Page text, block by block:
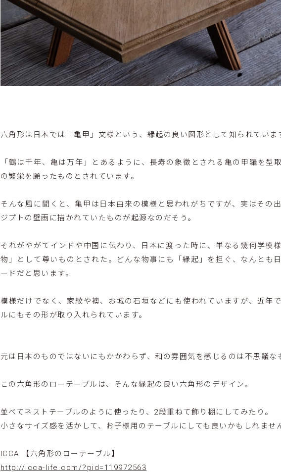
六角形は日本では「亀甲」文様という、縁起の良い図形として知られていま
「鶴は千年、亀は万年」とあるように、長寿の象徴とされる亀の甲羅を型
の繁栄を願ったものとされています。
そんな風に聞くと、亀甲は日本由来の模様と思われがちですが、実はその
ジプトの壁画に描かれていたものが起源なのだそう。
それがやがてインドや中国に伝わり、日本に渡った時に、単なる幾何学模
物」として尊いものとされた。
どんな物事にも「縁起」を担ぐ、なんとも
ードだと思います。
模様だけでなく、家紋や襖、お城の石垣などにも使われていますが、近年
ルにもその形が取り入れられています。
元は日本のものではないにもかかわらず、和の雰囲気を感じるのは不思議な
この六角形のローテーブルは、そんな縁起の良い六角形のデザイン。
並べてネストテーブルのように使ったり、2段重ねて飾り棚にしてみたり。
小さなサイズ感を活かして、お子様用のテーブルにしても良いかもしれませ
ICCA 【六角形のローテーブル】
http://icca-life.com/?pid=119972563